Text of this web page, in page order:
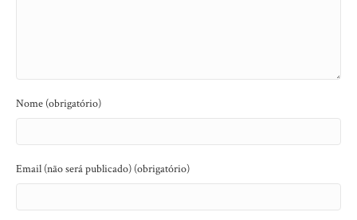
Nome (obrigatório)
Email (não será publicado) (obrigatório)